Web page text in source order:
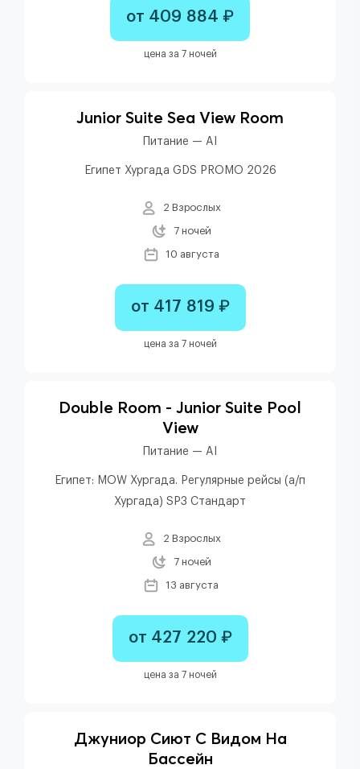
от 409 884 ₽
цена за 7 ночей
Junior Suite Sea View Room
Питание — AI
Египет Хургада GDS PROMO 2026
2 Взрослых
7 ночей
10 августа
от 417 819 ₽
цена за 7 ночей
Double Room - Junior Suite Pool
View
Питание — AI
Египет: MOW Хургада. Регулярные рейсы (а/п
Хургада) SP3 Стандарт
2 Взрослых
7 ночей
13 августа
от 427 220 ₽
цена за 7 ночей
Джуниор Сиют С Видом На
Бассейн